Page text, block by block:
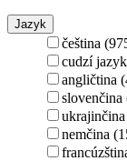
Jazyk
čeština
cudzí
angličtina
nemčina